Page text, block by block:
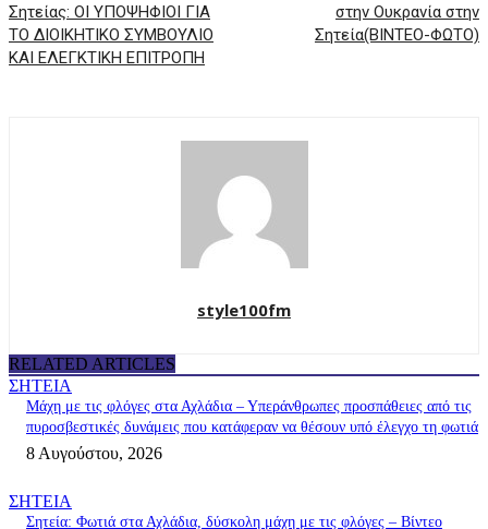
Σητείας: ΟΙ ΥΠΟΨΗΦΙΟΙ ΓΙΑ
ΤΟ ΔΙΟΙΚΗΤΙΚΟ ΣΥΜΒΟΥΛΙΟ
ΚΑΙ ΕΛΕΓΚΤΙΚΗ ΕΠΙΤΡΟΠΗ
στην Ουκρανία στην
Σητεία(ΒΙΝΤΕΟ-ΦΩΤΟ)
style100fm
RELATED ARTICLES
ΣΗΤΕΙΑ
Μάχη με τις φλόγες στα Αχλάδια – Υπεράνθρωπες προσπάθειες από τις
πυροσβεστικές δυνάμεις που κατάφεραν να θέσουν υπό έλεγχο τη φωτιά
8 Αυγούστου, 2026
ΣΗΤΕΙΑ
Σητεία: Φωτιά στα Αχλάδια, δύσκολη μάχη με τις φλόγες – Βίντεο